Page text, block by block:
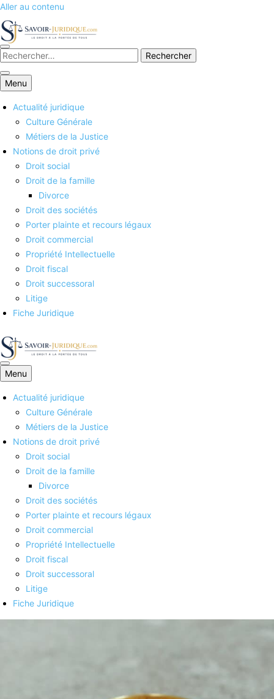
Aller au contenu
Savoirs juridiques
Menu
Actualité juridique
Culture Générale
Métiers de la Justice
Notions de droit privé
Droit social
Droit de la famille
Divorce
Droit des sociétés
Porter plainte et recours légaux
Droit commercial
Propriété Intellectuelle
Droit fiscal
Droit successoral
Litige
Fiche Juridique
Savoirs juridiques
Menu
Actualité juridique
Culture Générale
Métiers de la Justice
Notions de droit privé
Droit social
Droit de la famille
Divorce
Droit des sociétés
Porter plainte et recours légaux
Droit commercial
Propriété Intellectuelle
Droit fiscal
Droit successoral
Litige
Fiche Juridique